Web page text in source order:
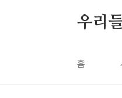
우리
홈